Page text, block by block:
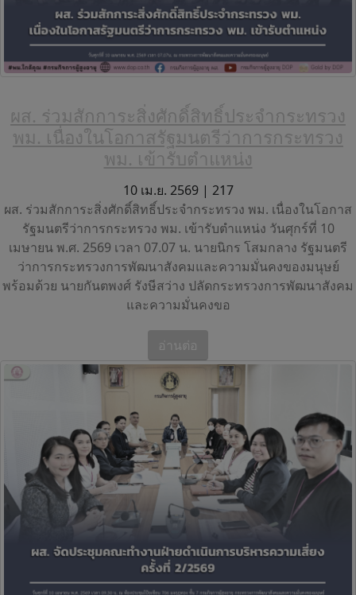
ผส. ร่วมสักการะสิ่งศักดิ์สิทธิ์ประจำกระทรวง
พม. เนื่องในโอกาสรัฐมนตรีว่าการกระทรวง
พม. เข้ารับตำแหน่ง
10 เม.ย. 2569 | 217
ผส. ร่วมสักการะสิ่งศักดิ์สิทธิ์ประจำกระทรวง พม. เนื่องในโอกาส
รัฐมนตรีว่าการกระทรวง พม. เข้ารับตำแหน่ง วันศุกร์ที่ 10
เมษายน พ.ศ. 2569 เวลา 07.07 น. นายนิกร โสมกลาง รัฐมนตรี
ว่าการกระทรวงการพัฒนาสังคมและความมั่นคงของมนุษย์
พร้อมด้วย นายกันตพงศ์ รังษีสว่าง ปลัดกระทรวงการพัฒนาสังคม
และความมั่นคงขอ
อ่านต่อ